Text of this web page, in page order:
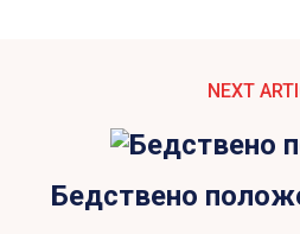
NEXT
Бедствено